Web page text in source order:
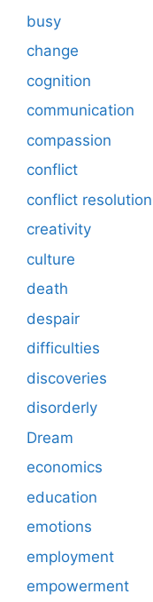
busy
change
cognition
communication
compassion
conflict
conflict resolution
creativity
culture
death
despair
difficulties
discoveries
disorderly
Dream
economics
education
emotions
employment
empowerment